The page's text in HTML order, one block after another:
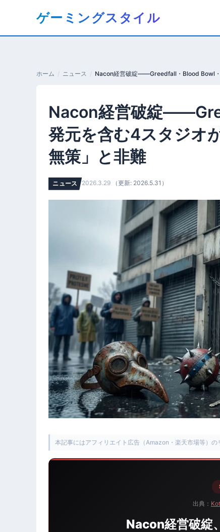
テ
ゲーミングスタイル
ホーム ニュース
Nacon経営破綻
発元を含む4スタジオ
無策」と非難
ニュース 2026.3.29 （更新: 2026.5.31）
本記事にはアフィリエイト広告（Amazon・楽天市場等）の
出典：
Nacon経営破綻